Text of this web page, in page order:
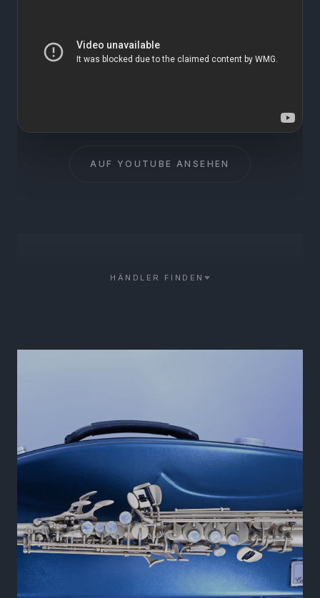
AUF YOUTUBE ANSEHEN
HÄNDLER FINDEN